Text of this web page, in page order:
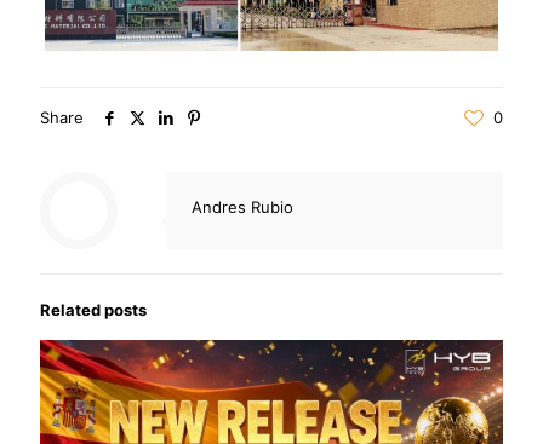
Share 0
Andres Rubio
Related posts